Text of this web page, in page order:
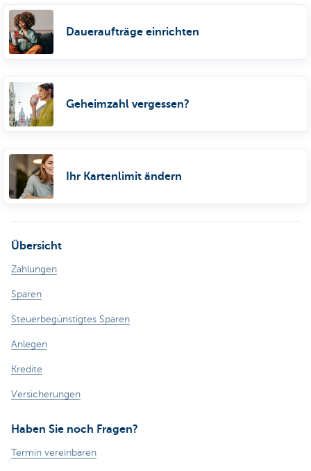
Daueraufträge einrichten
Geheimzahl vergessen?
Ihr Kartenlimit ändern
Übersicht
Zahlungen
Sparen
Steuerbegünstigtes Sparen
Anlegen
Kredite
Versicherungen
Haben Sie noch Fragen?
Termin vereinbaren